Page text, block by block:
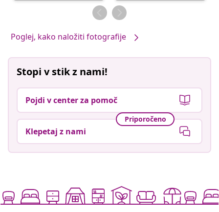
objavil
Poglej, kako naložiti fotografije
Stopi v stik z nami!
Pojdi v center za pomoč
Priporočeno
Klepetaj z nami